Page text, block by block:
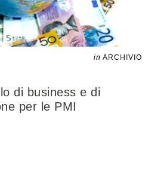
in ARCHIVIO
di business e di
per le PMI